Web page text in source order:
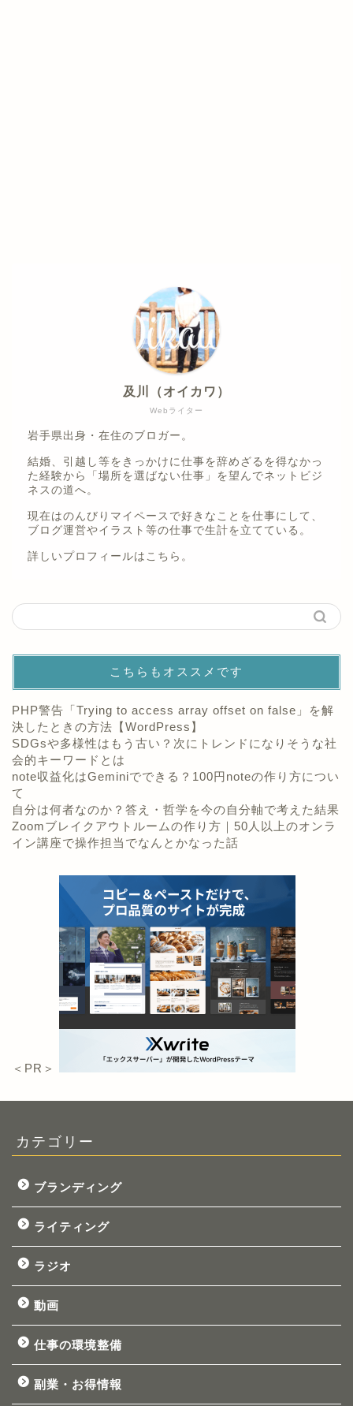
Webライター
及川（オイカワ）
岩手県出身・在住のブロガー。
結婚、引越し等をきっかけに仕事を辞めざるを得なかっ
た経験から「場所を選ばない仕事」を望んでネットビジ
ネスの道へ。
現在はのんびりマイペースで好きなことを仕事にして、
ブログ運営やイラスト等の仕事で生計を立てている。
詳しいプロフィールは こちら。
こちらもオススメです
PHP警告「Trying to access array offset on false」を解
決したときの方法【WordPress】
SDGsや多様性はもう古い？次にトレンドになりそうな社
会的キーワードとは
note収益化はGeminiでできる？100円noteの作り方につい
て
自分は何者なのか？答え・哲学を今の自分軸で考えた結果
Zoomブレイクアウトルームの作り方｜50人以上のオンラ
イン講座で操作担当でなんとかなった話
＜PR＞
カテゴリー
ブランディング
ライティング
ラジオ
動画
仕事の環境整備
副業・お得情報